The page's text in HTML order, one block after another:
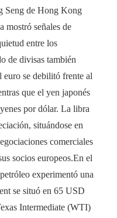
Seng de Hong Kong
mostró señales de
entre los
de divisas también
se debilitó frente al
que el yen japonés
por dólar. La libra
situándose en
comerciales
socios europeos.En el
experimentó una
se situó en 65 USD
Intermediate (WTI)